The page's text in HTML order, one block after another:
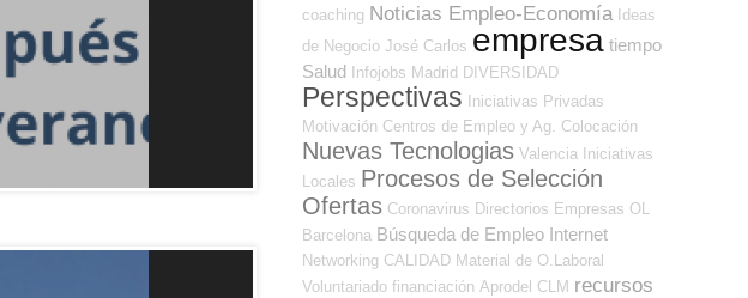
coaching Noticias Empleo-Economía Ideas
de Negocio José Carlos empresa tiempo
Salud Infojobs Madrid DIVERSIDAD
Perspectivas
Iniciativas Privadas
Motivación Centros de Empleo y Ag. Colocación
Nuevas Tecnologias Valencia
Iniciativas
Locales Procesos de Selección
Ofertas Coronavirus Directorios Empresas OL
Barcelona Búsqueda de Empleo Internet
Networking CALIDAD Material de O.Laboral
Voluntariado financiación Aprodel CLM recursos